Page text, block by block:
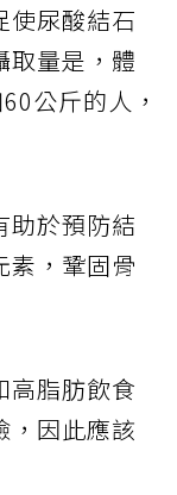
使尿酸結石
取量是，體
公斤的人，
助於預防結
素，鞏固骨
高脂肪飲食
，因此應該